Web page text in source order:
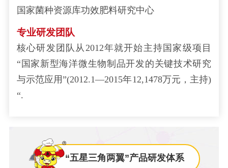
国家菌种资源库功效肥料研究中心
专业研发团队
核心研发团队从2012年就开始主持国家级项目
“国家新型海洋微生物制品开发的关键技术研究
与示范应用”(2012.1—2015年12,1478万元，主持)
“.
“五星三角两翼”产品研发体系